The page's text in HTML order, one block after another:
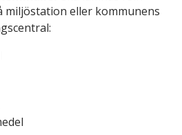
eller kommunens